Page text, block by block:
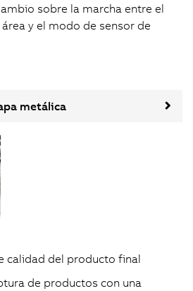
sobre la marcha entre el
y el modo de sensor de
metálica
calidad del producto final
de productos con una